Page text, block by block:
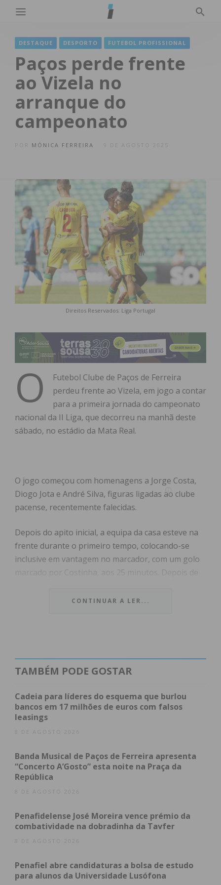
DESTAQUE DESPORTO FUTEBOL PROFISSIONAL
Paços perde frente
ao Vizela no
arranque do
campeonato
MÓNICA FERREIRA 9 DE AGOSTO 2025
Direitos Reservados: Liga Portugal
O
Futebol Clube de Paços de Ferreira
perdeu frente ao Vizela, em jogo a contar
para a primeira jornada do campeonato
nacional da II Liga, que decorreu na manhã deste
sábado, no estádio da Mata Real.
O jogo começou com homenagens a Jorge Costa,
Diogo Jota e André Silva, figuras ligadas ao clube
pacense, recentemente falecidas.
Depois do apito inicial, a equipa da casa esteve na
frente durante o primeiro tempo, colocando-se
inclusive em vantagem no marcador, com um golo
marcado por Costinha, aos 25 minutos. Depois de
livre longo, que Costinha não desperdiçou,
Marafona, o guardião pacense, travou duas
tentativas perigosas de Manu Garrido.
Depois do intervalo, o Vizela voltou renovado para
a segunda parte e, aos 54 minutos, Bastunov
marcou o golo do empate, aproveitando uma saída
minutos depois, aos 59 minutos, Thio marcou, num
remate de fora de área, estabelecendo o resultado
final em 2-1 a favor dos visitantes.
perto do empate aos 82 minutos, mas Antonio
um cartão vermelho, reduziu a equipa a 10
jogadores, dificultando assim a possibilidade do
CONTINUAR A LER...
TAMBÉM PODE GOSTAR
Cadeia para líderes do esquema que burlou
bancos em 17 milhões de euros com falsos
leasings
8 DE AGOSTO 2026
Banda Musical de Paços de Ferreira apresenta
“Concerto A’Gosto” esta noite na Praça da
República
8 DE AGOSTO 2026
Penafidelense José Moreira vence prémio da
combatividade na dobradinha da Tavfer
8 DE AGOSTO 2026
Penafiel abre candidaturas a bolsa de estudo
para alunos da Universidade Lusófona